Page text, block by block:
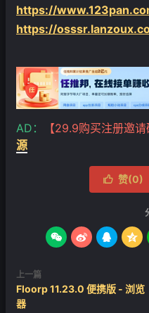
https://
https://
AD： 【29.9购买注册邀请
源
 赞(0)
   
上一篇
Floorp 11.23.0 便携版 - 浏览
器